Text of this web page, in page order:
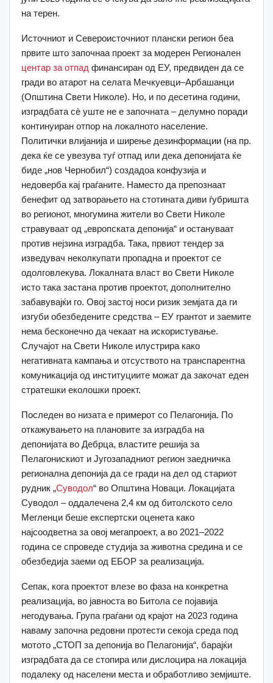
на терен.
Источниот и Североисточниот плански регион беа
првите што започнаа проект за модерен Регионален
центар за отпад финансиран од ЕУ, предвиден да се
гради во атарот на селата Мечкуевци–Арбашанци
(Општина Свети Николе). Но, и по десетина години,
изградбата сѐ уште не е започната – делумно поради
континуиран отпор на локалното население.
Политички влијанија и ширење дезинформации (на пр.
дека ќе се увезува туѓ отпад или дека депонијата ќе
биде „нов Чернобил“) создадоа конфузија и
недоверба кај граѓаните. Наместо да препознаат
бенефит од затворањето на стотината диви ѓубришта
во регионот, многумина жители во Свети Николе
стравуваат од „европската депонија“ и остануваат
против нејзина изградба. Така, првиот тендер за
изведувач неколкупати пропадна и проектот се
одолговлекува. Локалната власт во Свети Николе
исто така застана против проектот, дополнително
забавувајќи го. Овој застој носи ризик земјата да ги
изгуби обезбедените средства – ЕУ грантот и заемите
нема бесконечно да чекаат на искористување.
Случајот на Свети Николе илустрира како
негативната кампања и отсуството на транспарентна
комуникација од институциите можат да закочат еден
стратешки еколошки проект.
Последен во низата е примерот со Пелагонија. По
откажувањето на плановите за изградба на
депонијата во Дебрца, властите решија за
Пелагонискиот и Југозападниот регион заедничка
регионална депонија да се гради на дел од стариот
рудник „Суводол“ во Општина Новаци. Локацијата
Суводол – оддалечена 2,4 км од битолското село
Мегленци беше експертски оценета како
најсоодветна за овој мегапроект, а во 2021–2022
година се спроведе студија за животна средина и се
обезбедија заеми од ЕБОР за реализација.
Сепак, кога проектот влезе во фаза на конкретна
реализација, во јавноста во Битола се појавија
негодувања. Група граѓани од крајот на 2023 година
наваму започна редовни протести секоја среда под
мотото „СТОП за депонија во Пелагонија“, барајќи
изградбата да се стопира или дислоцира на локација
подалеку од населени места и обработливо земјиште.